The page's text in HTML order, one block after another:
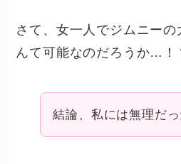
さて、女一人でジムニー
んて可能なのだろうか…！
結論、私には無理だ